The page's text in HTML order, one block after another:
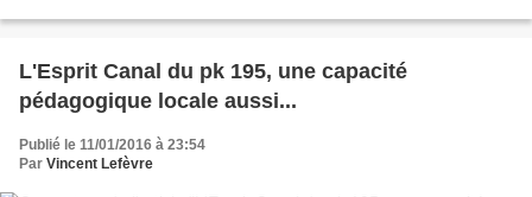
local et régional, politique et social ; merci à vous de nous rendre visite
L'Esprit Canal du pk 195, une capacité
pédagogique locale aussi...
Publié le 11/01/2016 à 23:54
Par Vincent Lefèvre